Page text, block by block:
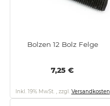
Bolzen 12 Bolz Felge
7,25 €
Inkl. 19% MwSt. , zzgl. Versandkosten